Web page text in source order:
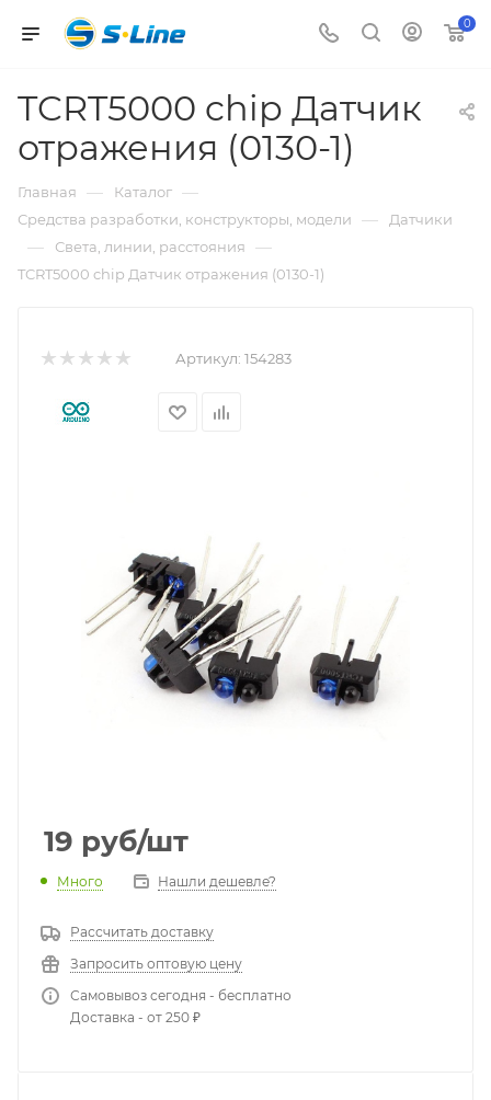
0
TCRT5000 chip Датчик
отражения (0130-1)
Главная — Каталог —
Средства разработки, конструкторы, модели — Датчики
— Света, линии, расстояния —
TCRT5000 chip Датчик отражения (0130-1)
Артикул: 154283
19 руб/шт
Много Нашли дешевле?
Рассчитать доставку
Запросить оптовую цену
Самовывоз сегодня - бесплатно
Доставка - от 250 ₽